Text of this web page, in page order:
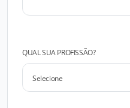
QUAL SUA PROFISSÃO?